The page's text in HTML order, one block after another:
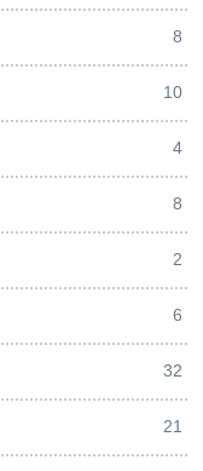
8
10
4
8
2
6
32
21